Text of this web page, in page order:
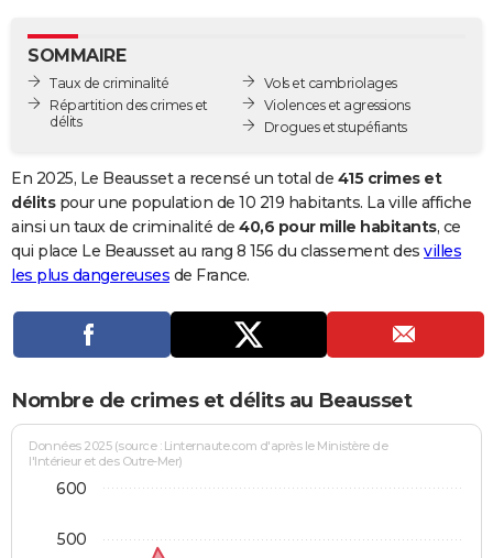
GUIDES D'ACHAT
BONS PLANS
Carte de Noël
Carte Bonne année
Carte Saint-Valentin
Carte Pâques
Carte d'anniversaire
DICTIONNAIRE
Dictionnaire
Biographies
Citations
Expressions
Proverbes
PROGRAMME TV
Se connecter
Entreprises
Service militaire
Avis de recherche
AVIS DE DÉCÈS
Bricolage
Lifestyle
Culture
Sport
Auto
Television
Voyage
Cinema
SOMMAIRE
Taux de criminalité
Répartition des crimes et
délits
Vols et cambriolages
Violences et agressions
Drogues et stupéfiants
En 2025, Le Beausset a recensé un total de 415 crimes et
délitspour une population de 10 219 habitants. La ville affiche
ainsi un taux de criminalité de 40,6 pour mille habitants, ce
qui place Le Beausset au rang 8 156 du classement des villes
les plus dangereuses de France.
Nombre de crimes et délits au Beausset
Données 2025 (source : Linternaute.com d'après le Ministère de
l'Intérieur et des Outre-Mer)
500
600